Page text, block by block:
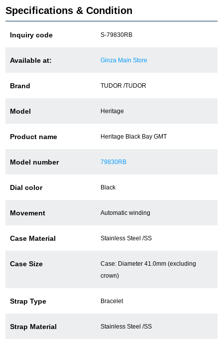
送料・お支払方法
ショッピングローンの流れ
よくある質問
お問い合わせ
店舗取り寄せサービス
買取専門サロン
Specifications & Condition
Inquiry code S-79830RB
Available at: Ginza Main Store
Brand TUDOR /TUDOR
Model Heritage
Product name Heritage Black Bay GMT
Model number 79830RB
Dial color Black
Movement Automatic winding
Case Material Stainless Steel /SS
Case Size
Case: Diameter 41.0mm (excluding
crown)
Strap Type Bracelet
Strap Material Stainless Steel /SS